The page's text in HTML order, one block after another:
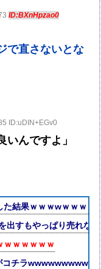
ID:BXnHpzao0
で直さないとな
ID:uDIN+EGv0
んですよ」
た結果ｗｗｗwｗｗｗｗ
すもやっぱり売れない
ｗｗｗｗｗｗ
コチラ